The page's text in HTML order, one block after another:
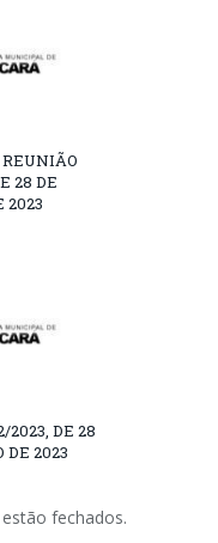
28 DE
2023
2023, DE 28
DE 2023
fechados.